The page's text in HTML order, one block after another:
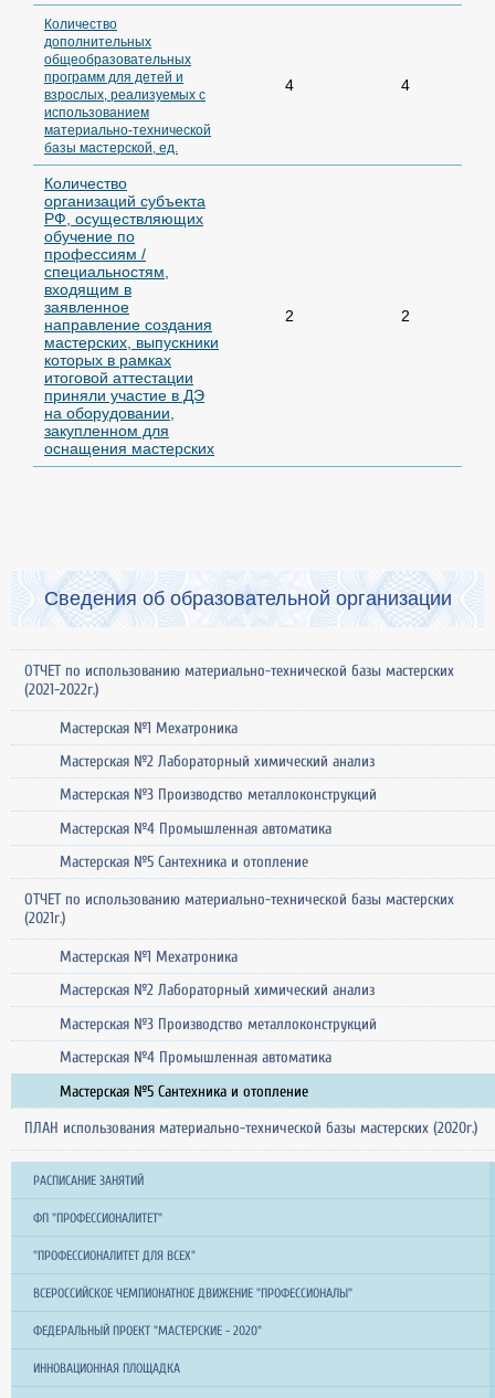
Количество
дополнительных
общеобразовательных
программ для детей и
взрослых, реализуемых с
использованием
материально-технической
базы мастерской, ед.
4 4
Количество
организаций субъекта
РФ, осуществляющих
обучение по
профессиям /
специальностям,
входящим в
заявленное
направление создания
мастерских, выпускники
которых в рамках
итоговой аттестации
приняли участие в ДЭ
на оборудовании,
закупленном для
оснащения мастерских
2 2
Сведения об образовательной организации
ОТЧЕТ по использованию материально-технической базы мастерских
(2021-2022г.)
Мастерская №1 Мехатроника
Мастерская №2 Лабораторный химический анализ
Мастерская №3 Производство металлоконструкций
Мастерская №4 Промышленная автоматика
Мастерская №5 Сантехника и отопление
ОТЧЕТ по использованию материально-технической базы мастерских
(2021г.)
Мастерская №1 Мехатроника
Мастерская №2 Лабораторный химический анализ
Мастерская №3 Производство металлоконструкций
Мастерская №4 Промышленная автоматика
Мастерская №5 Сантехника и отопление
ПЛАН использования материально-технической базы мастерских (2020г.)
РАСПИСАНИЕ ЗАНЯТИЙ
ФП "ПРОФЕССИОНАЛИТЕТ"
"ПРОФЕССИОНАЛИТЕТ ДЛЯ ВСЕХ"
ВСЕРОССИЙСКОЕ ЧЕМПИОНАТНОЕ ДВИЖЕНИЕ "ПРОФЕССИОНАЛЫ"
ФЕДЕРАЛЬНЫЙ ПРОЕКТ "МАСТЕРСКИЕ - 2020"
ИННОВАЦИОННАЯ ПЛОЩАДКА